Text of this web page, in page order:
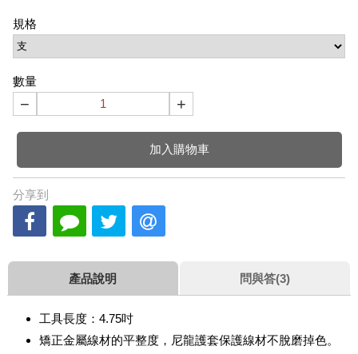
規格
數量
− +
加入購物車
分享到
產品說明 問與答(3)
工具長度：4.75吋
矯正金屬線材的平整度，尼龍護套保護線材不脫磨掉色。